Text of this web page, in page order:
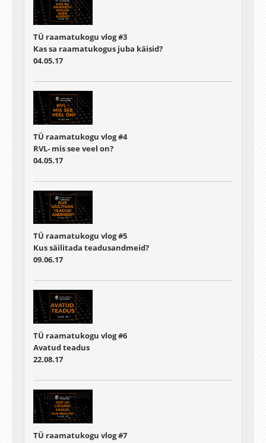
TÜ raamatukogu vlog #3
Kas sa raamatukogus juba käisid?
04.05.17
TÜ raamatukogu vlog #4
RVL- mis see veel on?
04.05.17
TÜ raamatukogu vlog #5
Kus säilitada teadusandmeid?
09.06.17
TÜ raamatukogu vlog #6
Avatud teadus
22.08.17
TÜ raamatukogu vlog #7